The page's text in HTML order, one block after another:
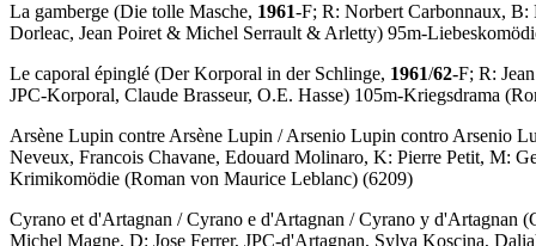
La gamberge (Die tolle Masche, 1961-F; R: Norbert Carbonnaux,
Dorleac, Jean Poiret & Michel Serrault & Arletty) 95m-
Le caporal épinglé (Der Korporal in der Schlinge, 1961/62-F; R:
JPC-Korporal, Claude Brasseur, O.E. Hasse) 105m-Kriegsdrama (
Arsène Lupin contre Arsène Lupin /Arsenio Lupin contro Arsenio
Neveux, Francois Chavane, Edouard Molinaro, K: Pierre Petit, M:
Krimikomödie (Roman von Maurice Leblanc) (6209)
Cyrano et d'Artagnan /Cyrano e d'Artagnan /Cyrano y d'Artagnan
Michel Magne, D: Jose Ferrer, JPC-d'Artagnan, Sylva Koscina,